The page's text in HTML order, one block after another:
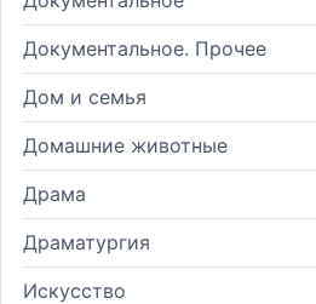
Документальное. Прочее
Дом и семья
Домашние животные
Драма
Драматургия
Искусство